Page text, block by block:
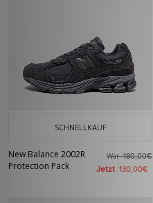
SCHNELLKAUF
New Balance 2002R
Protection Pack
War180,00€
Jetzt 130,00€